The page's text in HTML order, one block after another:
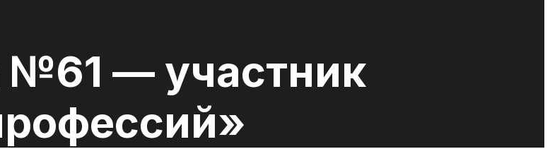
№61 — участник